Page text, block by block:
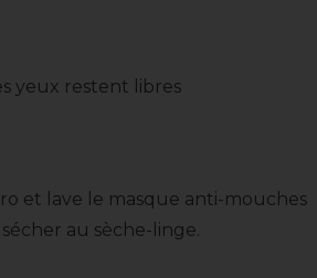
yeux restent libres
et lave le masque anti-mouches
au sèche-linge.